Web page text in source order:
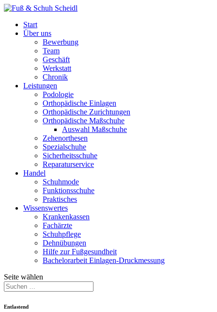
Start
Über uns
Bewerbung
Team
Geschäft
Werkstatt
Chronik
Leistungen
Podologie
Orthopädische Einlagen
Orthopädische Zurichtungen
Orthopädische Maßschuhe
Auswahl Maßschuhe
Zehenorthesen
Spezialschuhe
Sicherheitsschuhe
Reparaturservice
Handel
Schuhmode
Funktionsschuhe
Praktisches
Wissenswertes
Krankenkassen
Fachärzte
Schuhpflege
Dehnübungen
Hilfe zur Fußgesundheit
Bachelorarbeit Einlagen-Druckmessung
Seite wählen
Entlastend